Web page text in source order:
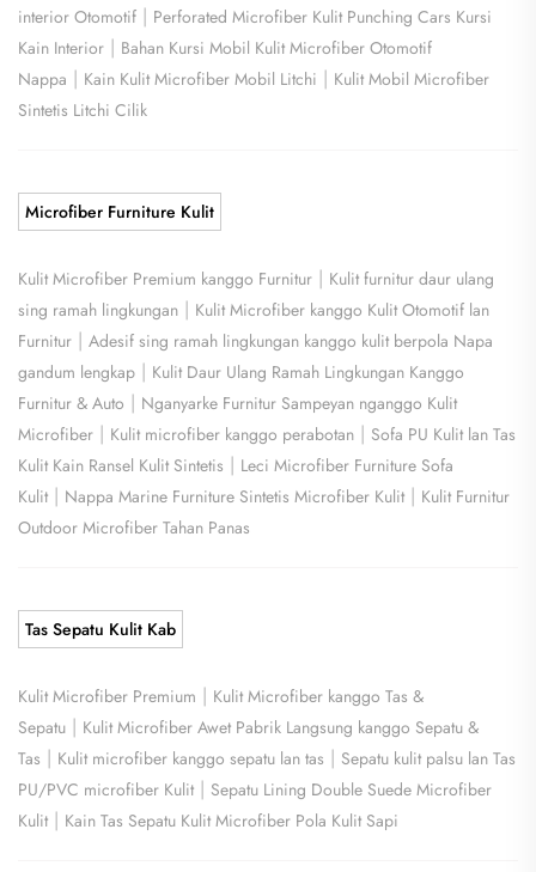
interior Otomotif | Perforated Microfiber Kulit Punching Cars Kursi
Kain Interior | Bahan Kursi Mobil Kulit Microfiber Otomotif
Nappa | Kain Kulit Microfiber Mobil Litchi | Kulit Mobil Microfiber
Sintetis Litchi Cilik
Microfiber Furniture Kulit
Kulit Microfiber Premium kanggo Furnitur | Kulit furnitur daur ulang
sing ramah lingkungan | Kulit Microfiber kanggo Kulit Otomotif lan
Furnitur | Adesif sing ramah lingkungan kanggo kulit berpola Napa
gandum lengkap | Kulit Daur Ulang Ramah Lingkungan Kanggo
Furnitur & Auto | Nganyarke Furnitur Sampeyan nganggo Kulit
Microfiber | Kulit microfiber kanggo perabotan | Sofa PU Kulit lan Tas
Kulit Kain Ransel Kulit Sintetis | Leci Microfiber Furniture Sofa
Kulit | Nappa Marine Furniture Sintetis Microfiber Kulit | Kulit Furnitur
Outdoor Microfiber Tahan Panas
Tas Sepatu Kulit Kab
Kulit Microfiber Premium | Kulit Microfiber kanggo Tas &
Sepatu | Kulit Microfiber Awet Pabrik Langsung kanggo Sepatu &
Tas | Kulit microfiber kanggo sepatu lan tas | Sepatu kulit palsu lan Tas
PU/PVC microfiber Kulit | Sepatu Lining Double Suede Microfiber
Kulit | Kain Tas Sepatu Kulit Microfiber Pola Kulit Sapi